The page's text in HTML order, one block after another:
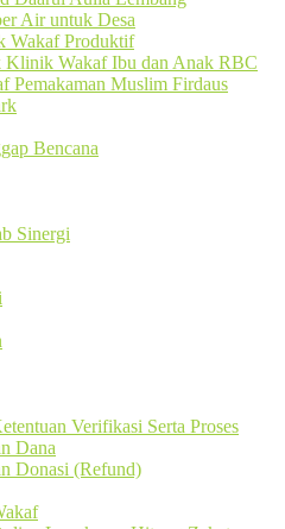
Air untuk Desa
Wakaf Produktif
Klinik Wakaf Ibu dan Anak RBC
Pemakaman Muslim Firdaus
Bencana
Sinergi
Verifikasi Serta Proses
Dana
Donasi (Refund)